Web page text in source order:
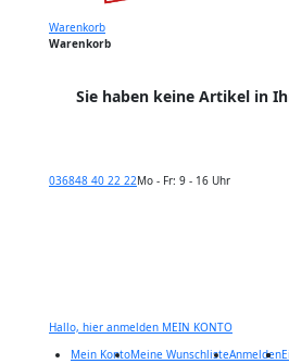
Warenkorb
Warenkorb
Sie haben keine Artikel in
036848 40 22 22Mo - Fr: 9 - 16 Uhr
Hallo, hier anmelden MEIN KONTO
Mein KontoMeine WunschlisteAnmelden